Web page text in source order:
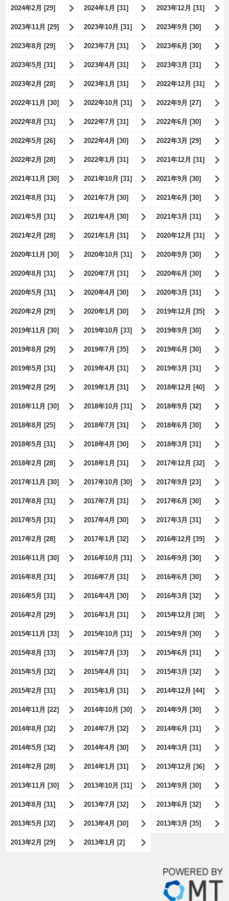
2024年2月 [29] 2024年1月 [31] 2023年12月 [31]
2023年11月 [29] 2023年10月 [31] 2023年9月 [30]
2023年8月 [29] 2023年7月 [31] 2023年6月 [30]
2023年5月 [31] 2023年4月 [31] 2023年3月 [31]
2023年2月 [28] 2023年1月 [31] 2022年12月 [31]
2022年11月 [30] 2022年10月 [31] 2022年9月 [27]
2022年8月 [31] 2022年7月 [31] 2022年6月 [30]
2022年5月 [26] 2022年4月 [30] 2022年3月 [29]
2022年2月 [28] 2022年1月 [31] 2021年12月 [31]
2021年11月 [30] 2021年10月 [31] 2021年9月 [30]
2021年8月 [31] 2021年7月 [30] 2021年6月 [30]
2021年5月 [31] 2021年4月 [30] 2021年3月 [31]
2021年2月 [28] 2021年1月 [31] 2020年12月 [31]
2020年11月 [30] 2020年10月 [31] 2020年9月 [30]
2020年8月 [31] 2020年7月 [31] 2020年6月 [30]
2020年5月 [31] 2020年4月 [30] 2020年3月 [31]
2020年2月 [29] 2020年1月 [30] 2019年12月 [35]
2019年11月 [30] 2019年10月 [33] 2019年9月 [30]
2019年8月 [29] 2019年7月 [35] 2019年6月 [30]
2019年5月 [31] 2019年4月 [31] 2019年3月 [31]
2019年2月 [29] 2019年1月 [31] 2018年12月 [40]
2018年11月 [30] 2018年10月 [31] 2018年9月 [32]
2018年8月 [25] 2018年7月 [31] 2018年6月 [30]
2018年5月 [31] 2018年4月 [30] 2018年3月 [31]
2018年2月 [28] 2018年1月 [31] 2017年12月 [32]
2017年11月 [30] 2017年10月 [30] 2017年9月 [23]
2017年8月 [31] 2017年7月 [31] 2017年6月 [30]
2017年5月 [31] 2017年4月 [30] 2017年3月 [31]
2017年2月 [28] 2017年1月 [32] 2016年12月 [39]
2016年11月 [30] 2016年10月 [31] 2016年9月 [30]
2016年8月 [31] 2016年7月 [31] 2016年6月 [30]
2016年5月 [31] 2016年4月 [30] 2016年3月 [32]
2016年2月 [29] 2016年1月 [31] 2015年12月 [38]
2015年11月 [33] 2015年10月 [31] 2015年9月 [30]
2015年8月 [33] 2015年7月 [33] 2015年6月 [31]
2015年5月 [32] 2015年4月 [31] 2015年3月 [32]
2015年2月 [31] 2015年1月 [31] 2014年12月 [44]
2014年11月 [22] 2014年10月 [30] 2014年9月 [30]
2014年8月 [32] 2014年7月 [32] 2014年6月 [31]
2014年5月 [32] 2014年4月 [30] 2014年3月 [31]
2014年2月 [28] 2014年1月 [31] 2013年12月 [36]
2013年11月 [30] 2013年10月 [31] 2013年9月 [30]
2013年8月 [31] 2013年7月 [32] 2013年6月 [32]
2013年5月 [32] 2013年4月 [30] 2013年3月 [35]
2013年2月 [29] 2013年1月 [2]